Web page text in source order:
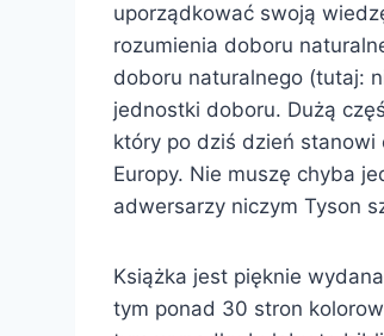
uporządkować swoją
rozumienia doboru
doboru naturalnego (tutaj:
jednostki doboru. Dużą
który po dziś dzień
Europy. Nie muszę chyba
adwersarzy niczym Tyson
Książka jest pięknie
tym ponad 30 stron